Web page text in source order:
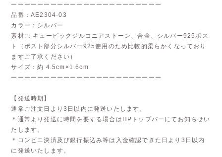
ーーーーーーーーーーーーーーーーーーーーーーー
品番：AE2304-03
カラー：シルバー
素材:：キュービックジルコニアストーン、合金、シルバー925ポス
ト（ポスト部分シルバー925使用のため比較的柔らかくなっており
ますご了承ください）
サイズ：約 4.5cm×1.6cm
ーーーーーーーーーーーーーーーーーーーーーーー
【発送時期】
通常ご注文日より3日以内に発送いたします。
＊通常より発送に時間を要する場合はHPトップバーにてお知らせい
たします。
＊コンビニ決済及び銀行振込み等は入金確認できた日より3日以内
に発送いたします。